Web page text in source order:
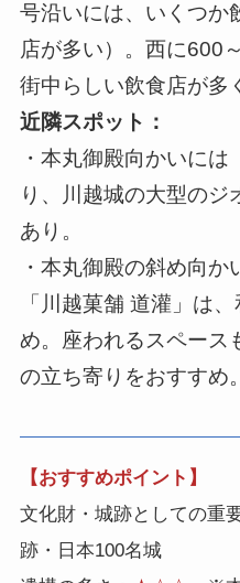
号沿いには、いくつか
店が多い）。西に600
街中らしい飲食店が多
近隣スポット：
・本丸御殿向かいに
り、川越城の大型のジ
あり。
・本丸御殿の斜め向
「川越菓舗 道灌」は
め。座われるスペース
の立ち寄りをおすすめ。
【おすすめポイント】
文化財・城跡としての重
跡・日本100名城